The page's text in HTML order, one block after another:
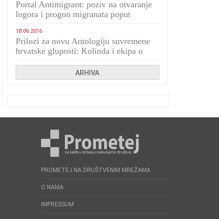
Portal Antimigrant: poziv na otvaranje
logora i progon migranata poput
18.06.2016
Prilozi za novu Antologiju suvremene
hrvatske gluposti: Kolinda i ekipa o
ARHIVA
PROMETEJ NA DRUŠTVENIM MREŽAMA
O NAMA
IMPRESSUM